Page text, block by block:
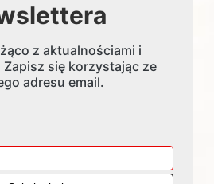
z aktualnościami i
Zapisz się korzystając ze
adresu email.